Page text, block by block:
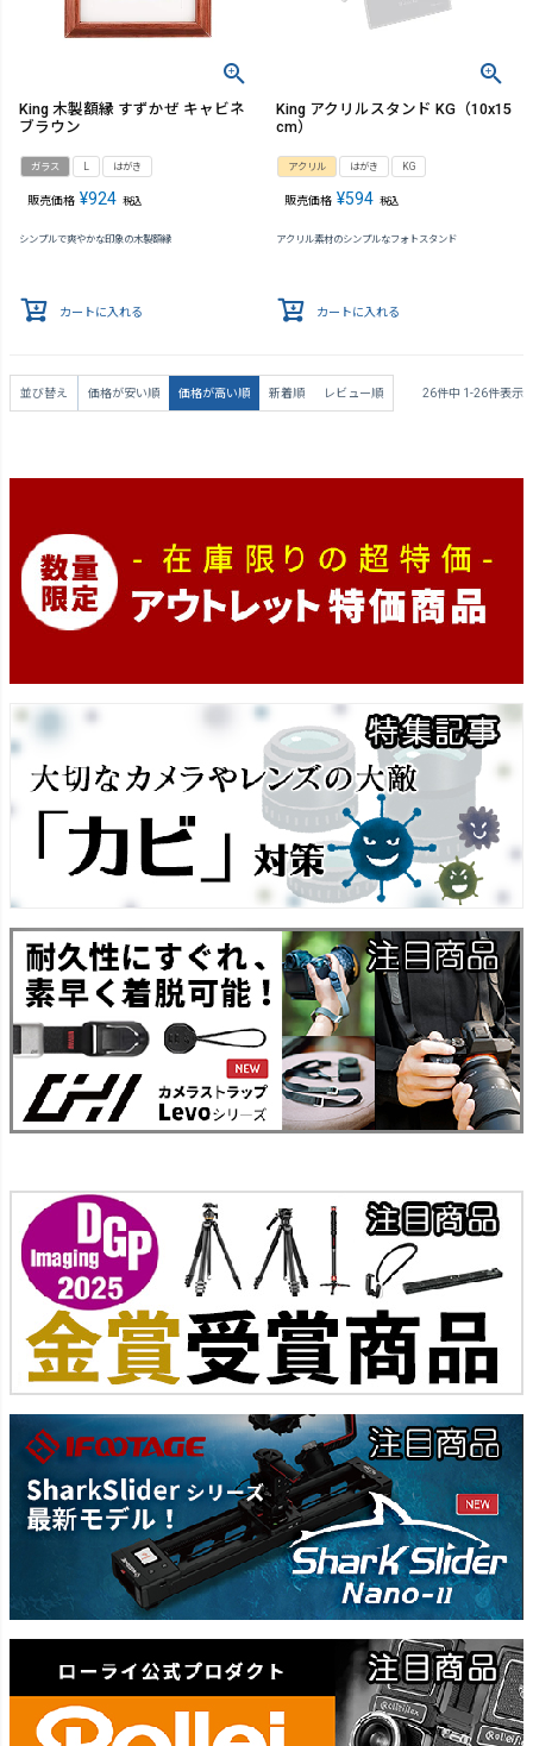
King 木製額縁 すずかぜ キャビネ
ブラウン
ガラス L はがき
販売価格 ¥924 税込
シンプルで爽やかな印象の木製額縁
カートに入れる
King アクリルスタンド KG（10x15
cm）
アクリル はがき KG
販売価格 ¥594 税込
アクリル素材のシンプルなフォトスタンド
カートに入れる
並び替え 価格が安い順 価格が高い順 新着順 レビュー順 26件中 1 -26件表示